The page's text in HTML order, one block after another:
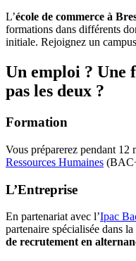
L’école de commerce à
formations dans différents
initiale. Rejoignez un
Un emploi ? Une
pas les deux ?
Formation
Vous préparerez pendant 12
Ressources Humaines
L’Entreprise
En partenariat avec l’Ipac
partenaire spécialisée dans
de recrutement en